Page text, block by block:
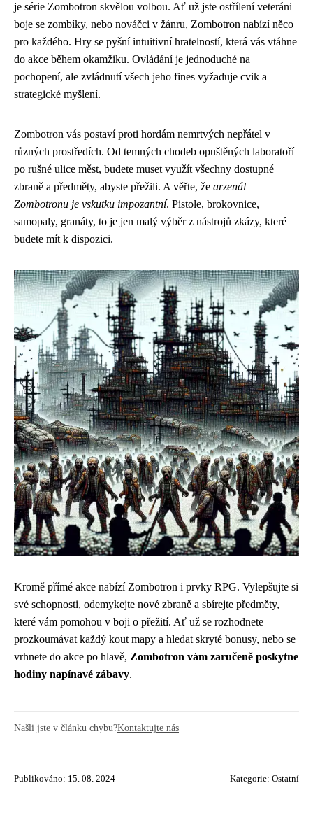
je série Zombotron skvělou volbou. Ať už jste ostřílení veteráni
boje se zombíky, nebo nováčci v žánru, Zombotron nabízí něco
pro každého. Hry se pyšní intuitivní hratelností, která vás vtáhne
do akce během okamžiku. Ovládání je jednoduché na
pochopení, ale zvládnutí všech jeho fines vyžaduje cvik a
strategické myšlení.
Zombotron vás postaví proti hordám nemrtvých nepřátel v
různých prostředích. Od temných chodeb opuštěných laboratoří
po rušné ulice měst, budete muset využít všechny dostupné
zbraně a předměty, abyste přežili. A věřte, že arzenál
Zombotronu je vskutku impozantní. Pistole, brokovnice,
samopaly, granáty, to je jen malý výběr z nástrojů zkázy, které
budete mít k dispozici.
Kromě přímé akce nabízí Zombotron i prvky RPG. Vylepšujte si
své schopnosti, odemykejte nové zbraně a sbírejte předměty,
které vám pomohou v boji o přežití. Ať už se rozhodnete
prozkoumávat každý kout mapy a hledat skryté bonusy, nebo se
vrhnete do akce po hlavě, Zombotron vám zaručeně poskytne
hodiny napínavé zábavy.
Našli jste v článku chybu?Kontaktujte nás
Publikováno: 15. 08. 2024 Kategorie: Ostatní